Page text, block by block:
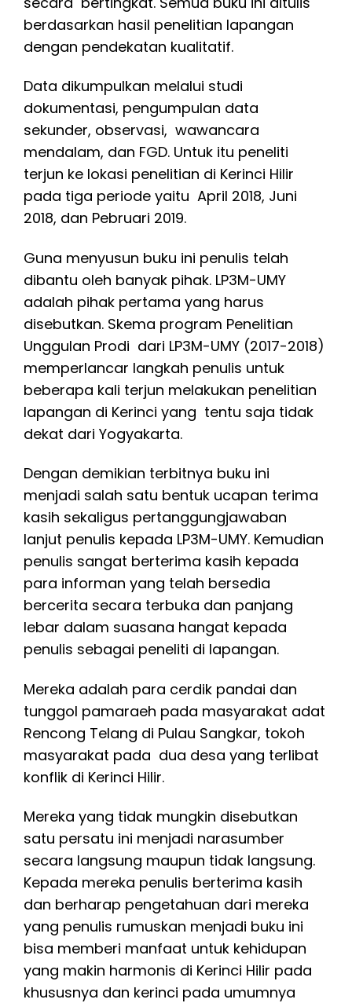
berdasarkan hasil penelitian lapangan
dengan pendekatan kualitatif.
Data dikumpulkan melalui studi
dokumentasi, pengumpulan data
sekunder, observasi, wawancara
mendalam, dan FGD. Untuk itu peneliti
terjun ke lokasi penelitian di Kerinci Hilir
pada tiga periode yaitu April 2018, Juni
2018, dan Pebruari 2019.
Guna menyusun buku ini penulis telah
dibantu oleh banyak pihak. LP3M-UMY
adalah pihak pertama yang harus
disebutkan. Skema program Penelitian
Unggulan Prodi dari LP3M-UMY (2017-2018)
memperlancar langkah penulis untuk
beberapa kali terjun melakukan penelitian
lapangan di Kerinci yang tentu saja tidak
dekat dari Yogyakarta.
Dengan demikian terbitnya buku ini
menjadi salah satu bentuk ucapan terima
kasih sekaligus pertanggungjawaban
lanjut penulis kepada LP3M-UMY. Kemudian
penulis sangat berterima kasih kepada
para informan yang telah bersedia
bercerita secara terbuka dan panjang
lebar dalam suasana hangat kepada
penulis sebagai peneliti di lapangan.
Mereka adalah para cerdik pandai dan
tunggol pamaraeh pada masyarakat adat
Rencong Telang di Pulau Sangkar, tokoh
masyarakat pada dua desa yang terlibat
konflik di Kerinci Hilir.
Mereka yang tidak mungkin disebutkan
satu persatu ini menjadi narasumber
secara langsung maupun tidak langsung.
Kepada mereka penulis berterima kasih
dan berharap pengetahuan dari mereka
yang penulis rumuskan menjadi buku ini
bisa memberi manfaat untuk kehidupan
yang makin harmonis di Kerinci Hilir pada
khususnya dan kerinci pada umumnya